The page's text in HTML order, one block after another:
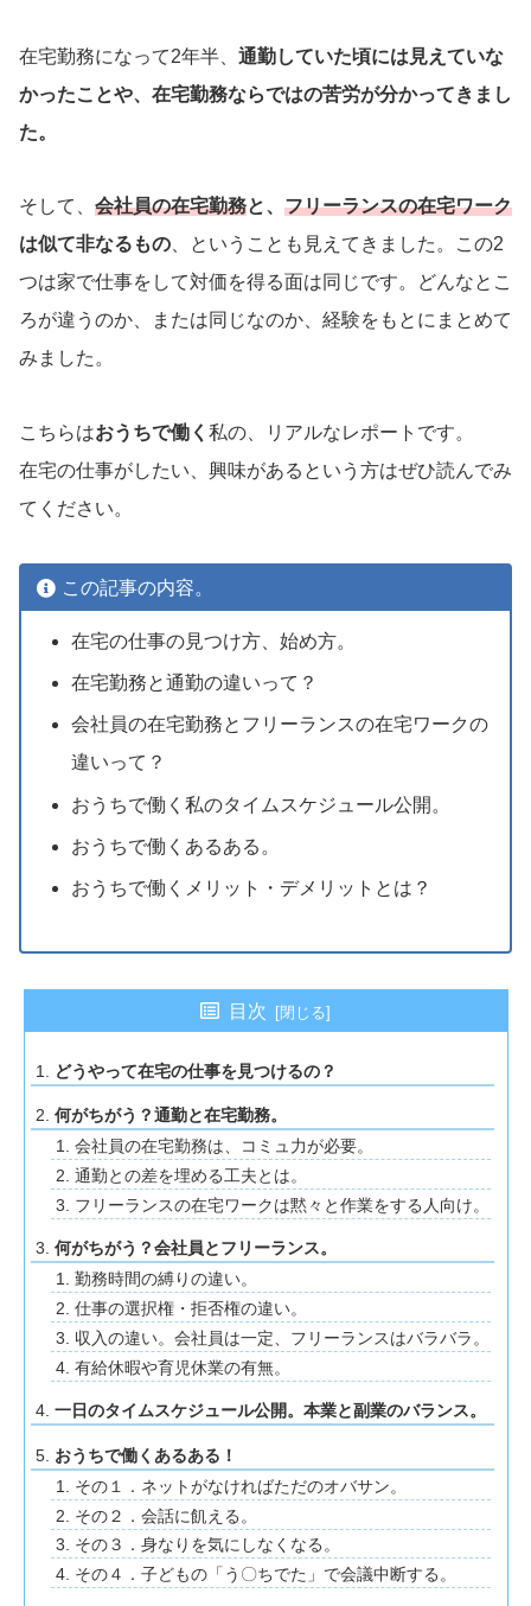
在宅勤務になって2年半、 通勤していた頃には見えていな
かったことや、在宅勤務ならではの苦労が分かってきまし
た。
そして、 会社員の在宅勤務と、 フリーランスの在宅ワーク
は似て非なるもの 、ということも見えてきました。この2
つは家で仕事をして対価を得る面は同じです。どんなとこ
ろが違うのか、または同じなのか、経験をもとにまとめて
みました。
こちらはおうちで働く 私の、リアルなレポートです。
在宅の仕事がしたい、興味があるという方はぜひ読んでみ
てください。
この記事の内容。
在宅の仕事の見つけ方、始め方。
在宅勤務と通勤の違いって？
会社員の在宅勤務とフリーランスの在宅ワークの
違いって？
おうちで働く私のタイムスケジュール公開。
おうちで働くあるある。
おうちで働くメリット・デメリットとは？
目次
どうやって在宅の仕事を見つけるの？
何がちがう？通勤と在宅勤務。
会社員の在宅勤務は、コミュ力が必要。
通勤との差を埋める工夫とは。
フリーランスの在宅ワークは黙々と作業をする人向け。
何がちがう？会社員とフリーランス。
勤務時間の縛りの違い。
仕事の選択権・拒否権の違い。
収入の違い。会社員は一定、フリーランスはバラバラ。
有給休暇や育児休業の有無。
一日のタイムスケジュール公開。本業と副業のバランス。
おうちで働くあるある！
その１．ネットがなければただのオバサン。
その２．会話に飢える。
その３．身なりを気にしなくなる。
その４．子どもの「う〇ちでた」で会議中断する。